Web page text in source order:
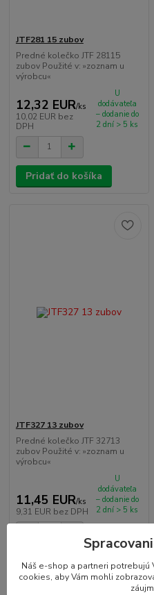
JTF281 15 zubov
Predné kolečko JTF 28115
zubov Použité v: »zoznam u
výrobcu«
12,32 EUR/ks
10,02 EUR bez
DPH
U
dodávateľa
– dodanie do
2 dní > 5 ks
Pridať do košíka
JTF327 13 zubov
Predné kolečko JTF 32713
zubov Použité v: »zoznam u
výrobcu«
11,45 EUR/ks
9,31 EUR bez DPH
U
dodávateľa
– dodanie do
2 dní > 5 ks
Pridať do košíka
Náš e-shop a partneri potrebujú
cookies, aby Vám mohli